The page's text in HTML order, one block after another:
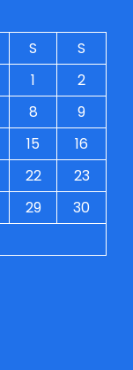
S
S
1
2
8
9
15
16
22
23
29
30